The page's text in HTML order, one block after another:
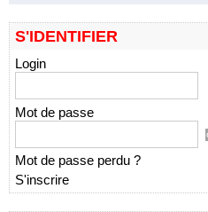
S'IDENTIFIER
Login
Mot de passe
Mot de passe perdu ?
S'inscrire